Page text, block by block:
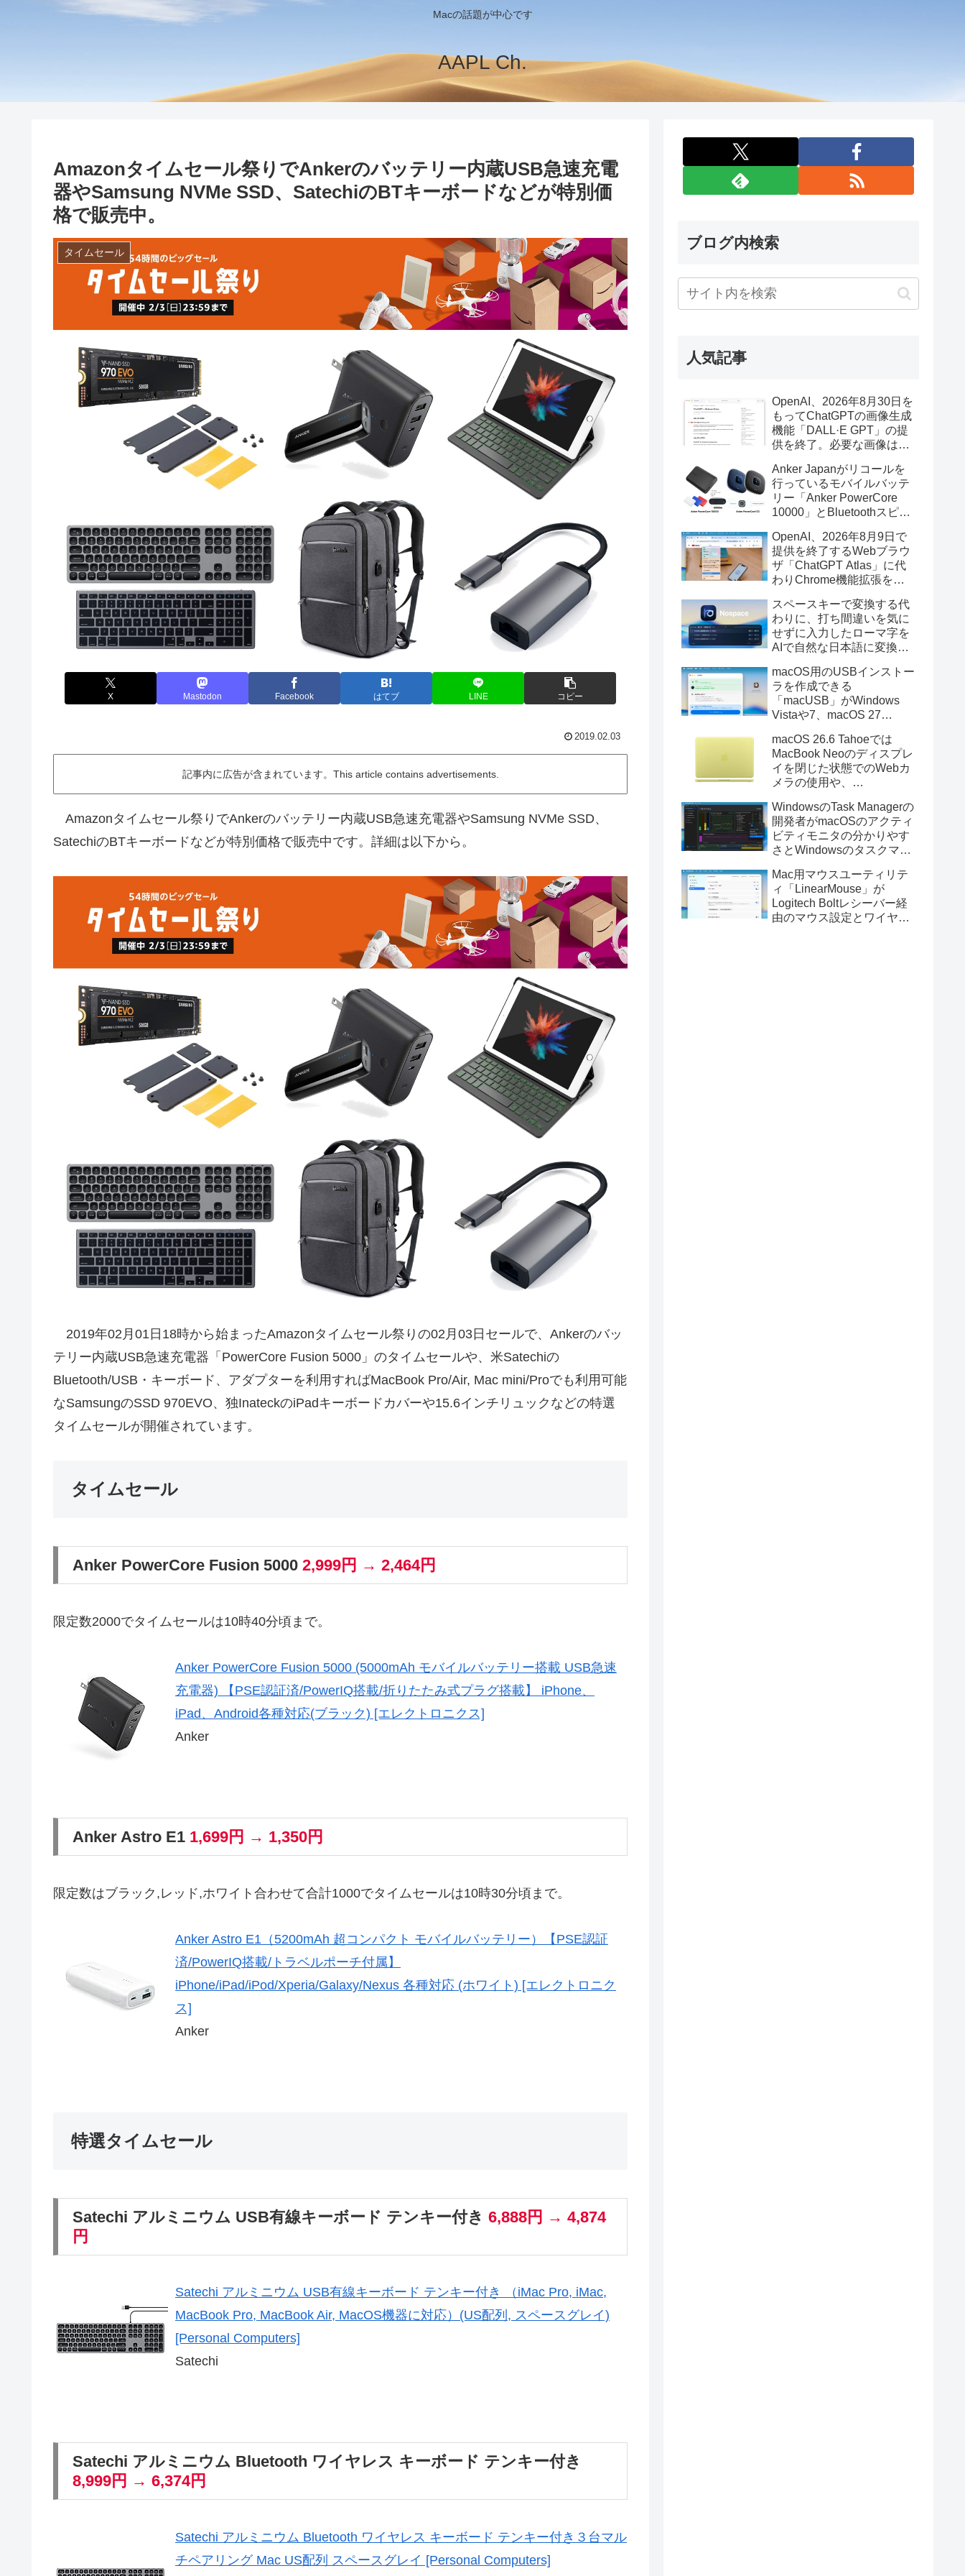
Macの話題が中心です
AAPL Ch.
Amazonタイムセール祭りでAnkerのバッテリー内蔵USB急速充電
器やSamsung NVMe SSD、SatechiのBTキーボードなどが特別価
格で販売中。
タイムセール
X Mastodon Facebook はてブ LINE コピー
2019.02.03
記事内に広告が含まれています。This article contains advertisements.
Amazonタイムセール祭りでAnkerのバッテリー内蔵USB急速充電器やSamsung NVMe SSD、
SatechiのBTキーボードなどが特別価格で販売中です。詳細は以下から。
2019年02月01日18時から始まったAmazonタイムセール祭りの02月03日セールで、Ankerのバッ
テリー内蔵USB急速充電器「PowerCore Fusion 5000」のタイムセールや、米Satechiの
Bluetooth/USB・キーボード、アダプターを利用すればMacBook Pro/Air, Mac mini/Proでも利用可能
なSamsungのSSD 970EVO、独InateckのiPadキーボードカバーや15.6インチリュックなどの特選
タイムセールが開催されています。
タイムセール
Anker PowerCore Fusion 5000 2,999円 → 2,464円
限定数2000でタイムセールは10時40分頃まで。
Anker PowerCore Fusion 5000 (5000mAh モバイルバッテリー搭載 USB急速
充電器) 【PSE認証済/PowerIQ搭載/折りたたみ式プラグ搭載】 iPhone、
iPad、Android各種対応(ブラック) [エレクトロニクス]
Anker
Anker Astro E1 1,699円 → 1,350円
限定数はブラック,レッド,ホワイト合わせて合計1000でタイムセールは10時30分頃まで。
Anker Astro E1（5200mAh 超コンパクト モバイルバッテリー）【PSE認証
済/PowerIQ搭載/トラベルポーチ付属】
iPhone/iPad/iPod/Xperia/Galaxy/Nexus 各種対応 (ホワイト) [エレクトロニク
ス]
Anker
特選タイムセール
Satechi アルミニウム USB有線キーボード テンキー付き 6,888円 → 4,874
円
Satechi アルミニウム USB有線キーボード テンキー付き （iMac Pro, iMac,
MacBook Pro, MacBook Air, MacOS機器に対応）(US配列, スペースグレイ)
[Personal Computers]
Satechi
Satechi アルミニウム Bluetooth ワイヤレス キーボード テンキー付き
8,999円 → 6,374円
Satechi アルミニウム Bluetooth ワイヤレス キーボード テンキー付き３台マル
チペアリング Mac US配列 スペースグレイ [Personal Computers]
ブログ内検索
人気記事
OpenAI、2026年8月30日を
もってChatGPTの画像生成
機能「DALL·E GPT」の提
供を終了。必要な画像は期
Anker Japanがリコールを
行っているモバイルバッテ
リー「Anker PowerCore
10000」とBluetoothスピー
辺を焼損する火災が6月に3
件発生していたそうなので
注意を。
OpenAI、2026年8月9日で
提供を終了するWebブラウ
ザ「ChatGPT Atlas」に代
わりChrome機能拡張をア
画の質問やAsk ChatGPT機
能を追加。
スペースキーで変換する代
わりに、打ち間違いを気に
せずに入力したローマ字を
AIで自然な日本語に変換し
力アプリ「Nospace」がリ
リース。
macOS用のUSBインストー
ラを作成できる
「macUSB」がWindows
Vistaや7、macOS 27
トーラの作成に対応。
macOS 26.6 Tahoeでは
MacBook Neoのディスプレ
イを閉じた状態でのWebカ
メラの使用や、
利用しMacBook Neoを復元
する際の安定性が向上。
WindowsのTask Managerの
開発者がmacOSのアクティ
ビティモニタの分かりやす
さとWindowsのタスクマネ
Mac用システムモニタアプ
リ「Task Manager TMOG」
のBeta版を公開。
Mac用マウスユーティリテ
ィ「LinearMouse」が
Logitech Boltレシーバー経
由のマウス設定とワイヤレ